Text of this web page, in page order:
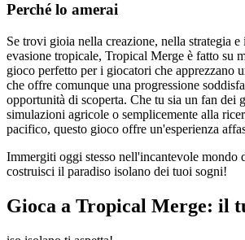
Perché lo amerai
Se trovi gioia nella creazione, nella strategia
evasione tropicale, Tropical Merge è fatto su
gioco perfetto per i giocatori che apprezzano
che offre comunque una progressione
opportunità di scoperta. Che tu sia un fan dei
simulazioni agricole o semplicemente alla
pacifico, questo gioco offre un'esperienza
Immergiti oggi stesso nell'incantevole mondo
costruisci il paradiso isolano dei tuoi sogni!
Gioca a Tropical Merge: il